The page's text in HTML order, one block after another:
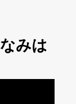
みは